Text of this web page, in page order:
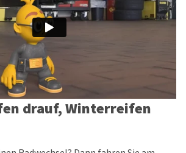
drauf, Winterreifen